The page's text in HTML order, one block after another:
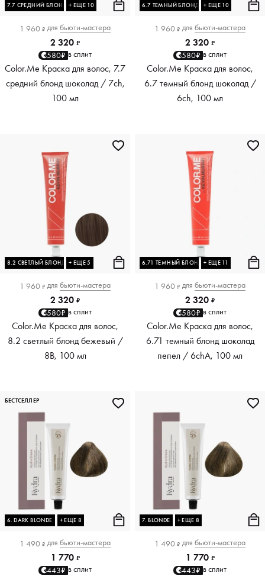
7.7 СРЕДНИЙ БЛОНД ШОКОЛАД
+ ЕЩЕ 10
1 960 ₽ для бьюти-мастера
2 320 ₽
580₽ в сплит
Color.Me Краска для волос, 7.7
средний блонд шоколад / 7ch,
100 мл
6.7 ТЕМНЫЙ БЛОНД ШОКОЛАД
+ ЕЩЕ 10
1 960 ₽ для бьюти-мастера
2 320 ₽
580₽ в сплит
Color.Me Краска для волос,
6.7 темный блонд шоколад /
6ch, 100 мл
8.2 СВЕТЛЫЙ БЛОНД БЕЖЕВЫЙ
+ ЕЩЕ 5
1 960 ₽ для бьюти-мастера
2 320 ₽
580₽ в сплит
Color.Me Краска для волос,
8.2 светлый блонд бежевый /
8B, 100 мл
6.71 ТЕМНЫЙ БЛОНД ШОКОЛАД ПЕПЕЛ
+ ЕЩЕ 11
1 960 ₽ для бьюти-мастера
2 320 ₽
580₽ в сплит
Color.Me Краска для волос,
6.71 темный блонд шоколад
пепел / 6chA, 100 мл
6. DARK BLONDE + ЕЩЕ 8
1 490 ₽ для бьюти-мастера
1 770 ₽
443₽ в сплит
БЕСТСЕЛЛЕР
7. BLONDE + ЕЩЕ 8
1 490 ₽ для бьюти-мастера
1 770 ₽
443₽ в сплит